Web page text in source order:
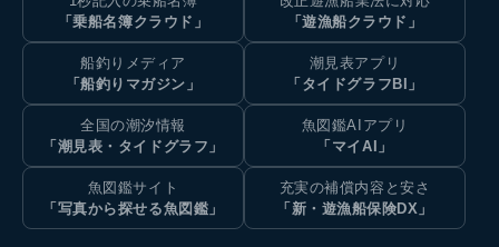
「乗船名簿クラウド」
「遊漁船クラウド」
船釣りメディア
「船釣りマガジン」
潮見表アプリ
「タイドグラフBI」
全国の潮汐情報
「潮見表・タイドグラフ」
魚図鑑AIアプリ
「マイAI」
魚図鑑サイト
「写真から探せる魚図鑑」
充実の補償内容と安さ
「新・遊漁船保険DX」